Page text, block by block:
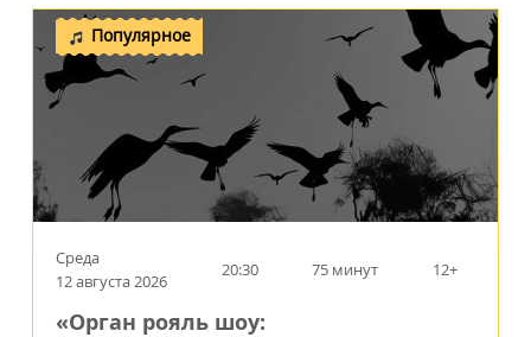
Популярное
Среда
12 августа 2026
20:30 75 минут 12+
«Орган рояль шоу: